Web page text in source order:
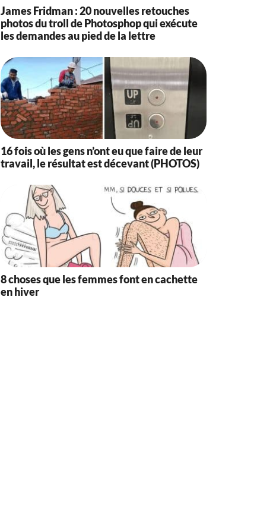
James Fridman : 20 nouvelles retouches
photos du troll de Photosphop qui exécute
les demandes au pied de la lettre
16 fois où les gens n’ont eu que faire de leur
travail, le résultat est décevant (PHOTOS)
8 choses que les femmes font en cachette
en hiver